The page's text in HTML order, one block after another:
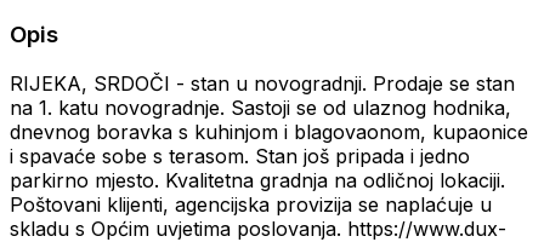
Opis
RIJEKA, SRDOČI - stan u novogradnji. Prodaje se stan
na 1. katu novogradnje. Sastoji se od ulaznog hodnika,
dnevnog boravka s kuhinjom i blagovaonom, kupaonice
i spavaće sobe s terasom. Stan još pripada i jedno
parkirno mjesto. Kvalitetna gradnja na odličnoj lokaciji.
Poštovani klijenti, agencijska provizija se naplaćuje u
skladu s Općim uvjetima poslovanja. https://www.dux-